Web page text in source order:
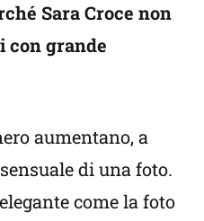
Sara Croce non
con grande
aumentano, a
di una foto.
come la foto